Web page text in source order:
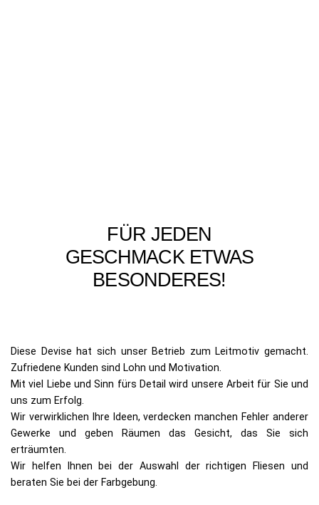
FÜR JEDEN
GESCHMACK ETWAS
BESONDERES!
Diese Devise hat sich unser Betrieb zum Leitmotiv gemacht.
Zufriedene Kunden sind Lohn und Motivation.
Mit viel Liebe und Sinn fürs Detail wird unsere Arbeit für Sie und
uns zum Erfolg.
Wir verwirklichen Ihre Ideen, verdecken manchen Fehler anderer
Gewerke und geben Räumen das Gesicht, das Sie sich
erträumten.
Wir helfen Ihnen bei der Auswahl der richtigen Fliesen und
beraten Sie bei der Farbgebung.